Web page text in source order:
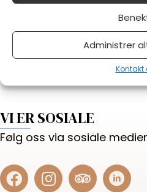
Administrer
Kontakt
Har du noe på hjertet?
Send
VI ER SOSIALE
Følg oss via sosiale